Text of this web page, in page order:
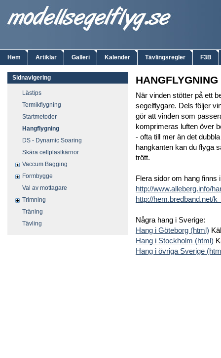
Hem Artiklar Galleri Kalender Tävlingsregler F3B
Sidnavigering
Lästips
Termikflygning
Startmetoder
Hangflygning
DS - Dynamic Soaring
Skära cellplastkärnor
Vaccum Bagging
Formbygge
Val av mottagare
Trimning
Träning
Tävling
HANGFLYGNING
När vinden stötter på ett
segelflygare. Dels följer
gör att vinden som
komprimeras luften över
- ofta till mer än det
hangkanten kan du flyga
trött.
Flera sidor om hang finns
http://www.alleberg.info/
http://hem.bredband.net/
Några hang i Sverige:
Hang i Göteborg (html)
Hang i Stockholm (html)
Hang i övriga Sverige